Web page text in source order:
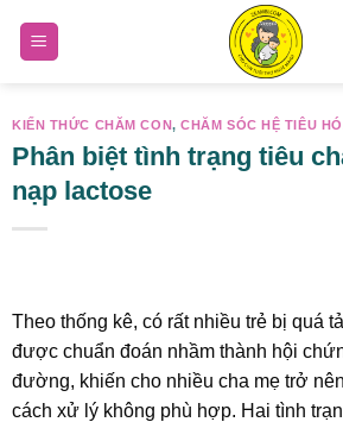
KIẾN THỨC CHĂM CON,CHĂM SÓC HỆ TIÊU
Phân biệt tình trạng tiêu
nạp lactose
Theo thống kê, có rất nhiều trẻ bị quá
được chuẩn đoán nhầm thành hội
đường, khiến cho nhiều cha mẹ trở
cách xử lý không phù hợp. Hai tình